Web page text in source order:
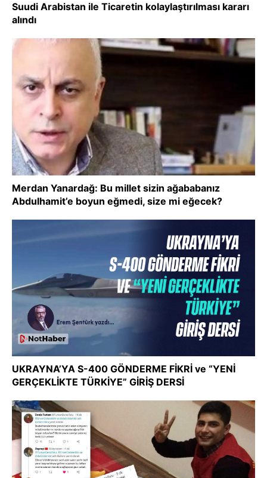
Suudi Arabistan ile Ticaretin kolaylaştırılması kararı
alındı
Merdan Yanardağ: Bu millet sizin ağababanız
Abdulhamit’e boyun eğmedi, size mi eğecek?
UKRAYNA’YA S-400 GÖNDERME FİKRİ ve “YENİ
GERÇEKLİKTE TÜRKİYE” GİRİŞ DERSİ